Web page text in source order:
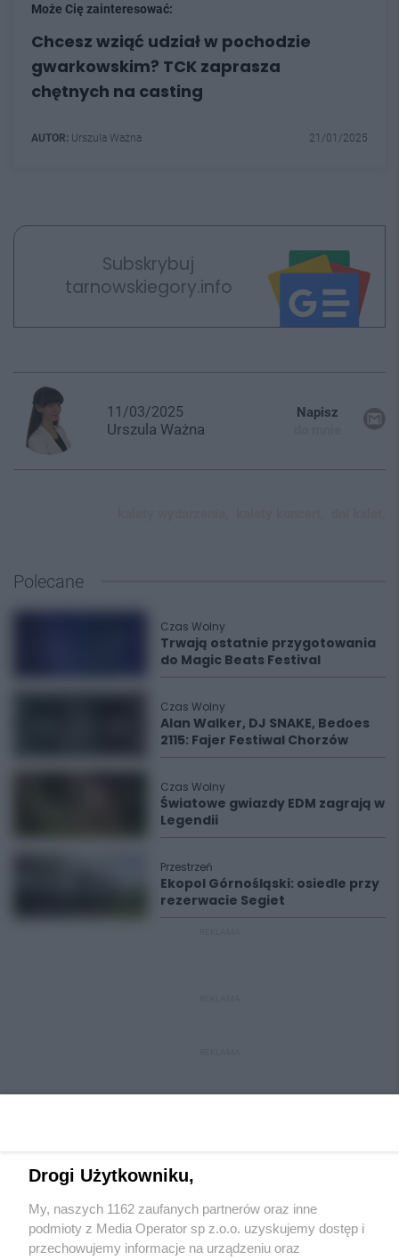
Może Cię zainteresować:
Chcesz wziąć udział w pochodzie
gwarkowskim? TCK zaprasza
chętnych na casting
AUTOR: Urszula Ważna 21/01/2025
Subskrybuj
tarnowskiegory.info
11/03/2025
Urszula Ważna
Napisz
Polecane
Czas Wolny
Trwają ostatnie przygotowania
do Magic Beats Festival
Czas Wolny
Alan Walker, DJ SNAKE, Bedoes
2115: Fajer Festiwal Chorzów
Czas Wolny
Światowe gwiazdy EDM zagrają w
Legendii
Przestrzeń
Ekopol Górnośląski: osiedle przy
rezerwacie Segiet
Wydawca mediówlokalnych
Drogi Użytkowniku,
My, naszych 1162 zaufanych partnerów oraz inne
podmioty z Media Operator sp z.o.o. uzyskujemy dostęp i
przechowujemy informacje na urządzeniu oraz